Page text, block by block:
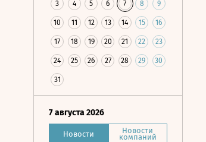
3 4 5 6 7 8 9
10 11 12 13 14 15 16
17 18 19 20 21 22 23
24 25 26 27 28 29 30
31
7 августа 2026
Новости Новости
компаний